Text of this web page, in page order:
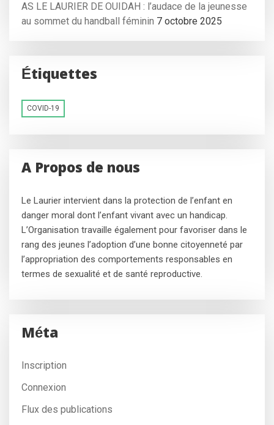
AS LE LAURIER DE OUIDAH : l’audace de la jeunesse
au sommet du handball féminin 7 octobre 2025
Étiquettes
COVID-19
A Propos de nous
Le Laurier intervient dans la protection de l’enfant en
danger moral dont l’enfant vivant avec un handicap.
L’Organisation travaille également pour favoriser dans le
rang des jeunes l’adoption d’une bonne citoyenneté par
l’appropriation des comportements responsables en
termes de sexualité et de santé reproductive.
Méta
Inscription
Connexion
Flux des publications